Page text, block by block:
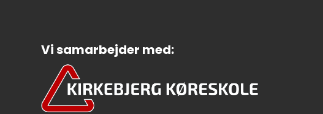
Vi samarbejder med: